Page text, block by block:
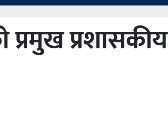
प्रमुख प्रशासकीय